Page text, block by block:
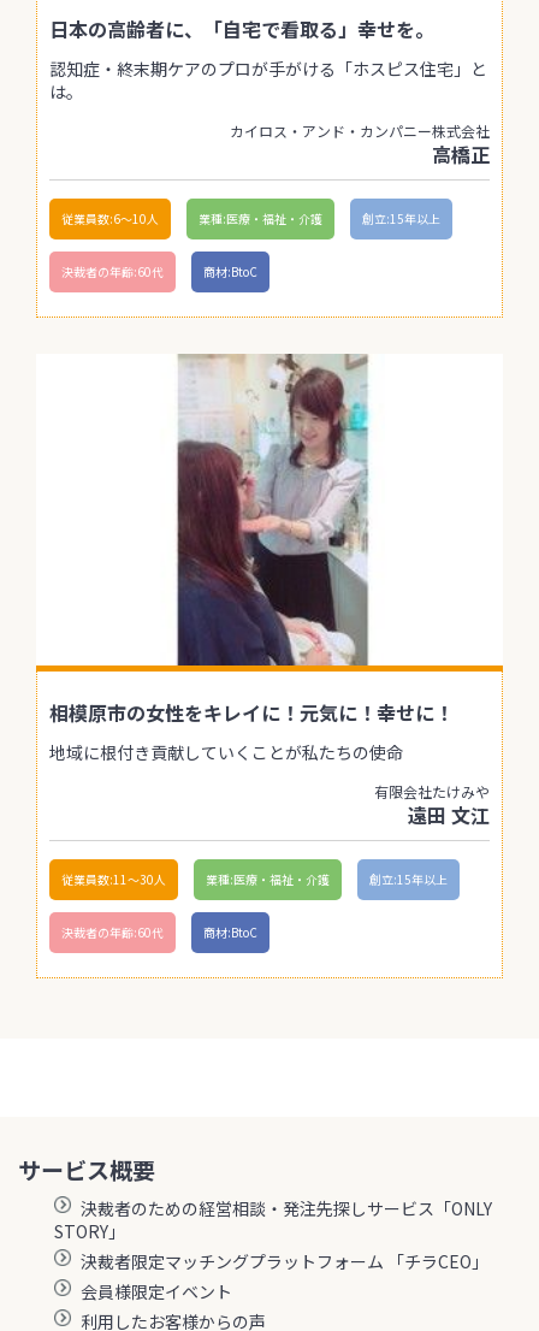
日本の高齢者に、「自宅で看取る」幸せを。
認知症・終末期ケアのプロが手がける「ホスピス住宅」と
は。
カイロス・アンド・カンパニー株式会社
高橋正
従業員数:6～10人 業種:医療・福祉・介護 創立:15年以上
決裁者の年齢:60代 商材:BtoC
相模原市の女性をキレイに！元気に！幸せに！
地域に根付き貢献していくことが私たちの使命
有限会社たけみや
遠田 文江
従業員数:11〜30人 業種:医療・福祉・介護 創立:15年以上
決裁者の年齢:60代 商材:BtoC
サービス概要
決裁者のための経営相談・発注先探しサービス「ONLY
STORY」
決裁者限定マッチングプラットフォーム 「チラCEO」
会員様限定イベント
利用したお客様からの声